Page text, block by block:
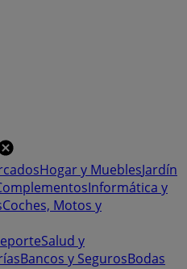
Hogar y MueblesJardín
Informática y
Coches, Motos y
Salud y
Bancos y SegurosBodas